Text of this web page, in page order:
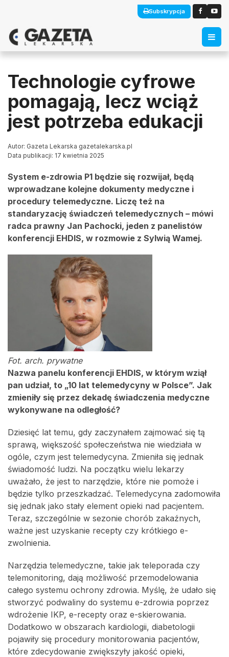
Subskrypcja
Technologie cyfrowe
pomagają, lecz wciąż
jest potrzeba edukacji
Autor: Gazeta Lekarska gazetalekarska.pl
Data publikacji: 17 kwietnia 2025
System e-zdrowia P1 będzie się rozwijał, będą
wprowadzane kolejne dokumenty medyczne i
procedury telemedyczne. Liczę też na
standaryzację świadczeń telemedycznych – mówi
radca prawny Jan Pachocki, jeden z panelistów
konferencji EHDIS, w rozmowie z Sylwią Wamej.
Fot. arch. prywatne
Nazwa panelu konferencji EHDIS, w którym wziął
pan udział, to „10 lat telemedycyny w Polsce”. Jak
zmieniły się przez dekadę świadczenia medyczne
wykonywane na odległość?
Dziesięć lat temu, gdy zaczynałem zajmować się tą
sprawą, większość społeczeństwa nie wiedziała w
ogóle, czym jest telemedycyna. Zmieniła się jednak
świadomość ludzi. Na początku wielu lekarzy
uważało, że jest to narzędzie, które nie pomoże i
będzie tylko przeszkadzać. Telemedycyna zadomowiła
się jednak jako stały element opieki nad pacjentem.
Teraz, szczególnie w sezonie chorób zakaźnych,
ważne jest uzyskanie recepty czy krótkiego e-
zwolnienia.
Narzędzia telemedyczne, takie jak teleporada czy
telemonitoring, dają możliwość przemodelowania
całego systemu ochrony zdrowia. Myślę, że udało się
stworzyć podwaliny do systemu e-zdrowia poprzez
wdrożenie IKP, e-recepty oraz e-skierowania.
Dodatkowo w obszarach kardiologii, diabetologii
pojawiły się procedury monitorowania pacjentów,
które zdecydowanie zwiększyły jakość opieki,